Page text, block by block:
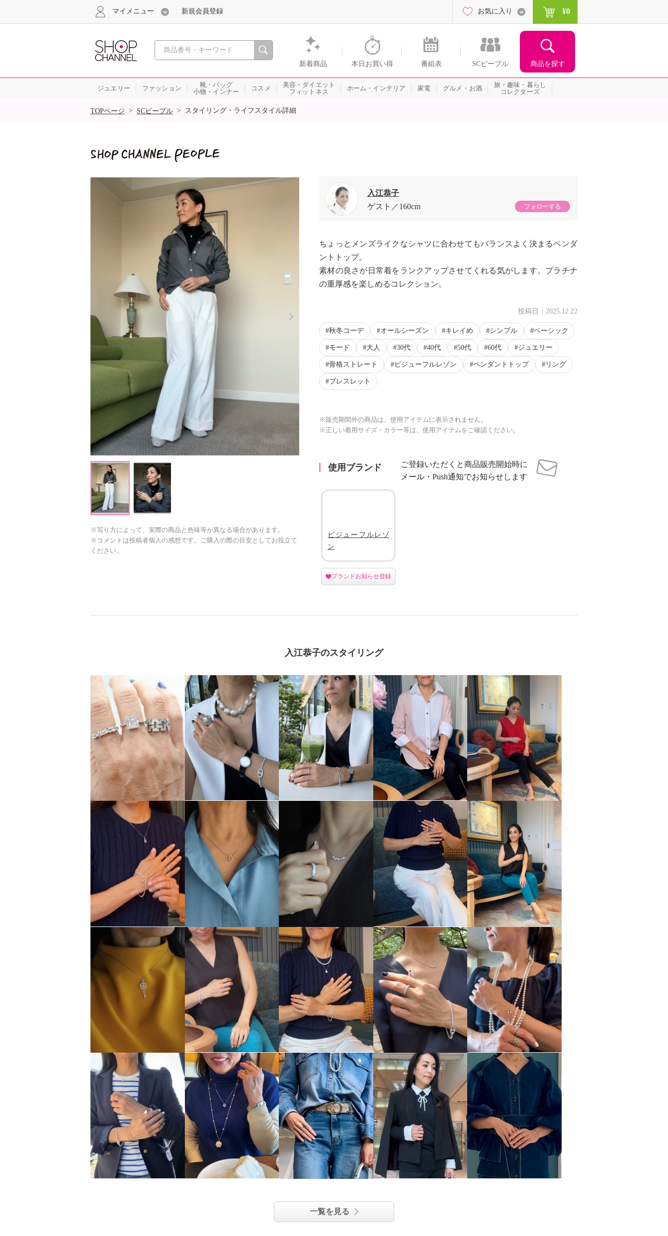
心おどる、瞬間を。通販・テレビショッピングのショップチャンネル
新着商品 本日お買い得 番組表 SCピープル 商品を探す
マイメニュー 新規会員登録 お気に入り ¥0
ジュエリー ファッション
靴・バッグ
小物・インナー
コスメ
美容・ダイエット
フィットネス
ホーム・インテリア 家電 グルメ・お酒
旅・趣味・暮らし
コレクターズ
SALE
TOPページ > SCピープル > スタイリング・ライフスタイル詳細
※写り方によって、実際の商品と色味等が異なる場合があります。
※コメントは投稿者個人の感想です。ご購入の際の目安としてお役立て
ください。
入江恭子
ゲスト
160cm フォローする
ちょっとメンズライクなシャツに合わせてもバランスよく決まるペンダ
ントトップ。
素材の良さが日常着をランクアップさせてくれる気がします。プラチナ
の重厚感を楽しめるコレクション。
投稿日： 2025.12.22
秋冬コーデ オールシーズン キレイめ シンプル ベーシック
モード 大人 30代 40代 50代 60代 ジュエリー
骨格ストレート ビジューフルレゾン ペンダントトップ リング
ブレスレット
※販売期間外の商品は、使用アイテムに表示されません。
※正しい着用サイズ・カラー等は、使用アイテムをご確認ください。
使用ブランド
ご登録いただくと商品販売開始時に
メール・Push通知でお知らせします
ビジューフルレゾ
ン
ブランドお知らせ登録
入江恭子のスタイリング
一覧を見る